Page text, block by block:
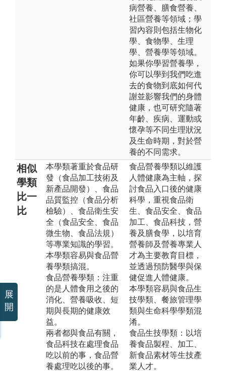
病營養、膳食營養、
社區營養等領域；學
習內容則包括生物化
學、食物學、生理
學、營養學等領域。
如果你學習營養學，
你可以學到我們吃進
去的食物到底如何代
謝並影響我們的身體
健康，也可研究隨著
年齡、疾病、運動或
懷孕等不同生理狀況
及生命時期，對於營
養的不同需求。
相似
學類
比一
比
本學類著重於食品研
發（食品加工技術及
新產品開發）、食品
品質監控（食品分析
檢驗）、食品衛生安
全（食品安全、食品
微生物、食品法規）
等專業知識的學習。
本學類容易與食品營
養學類搞混。
食品營養學類：注重
的是人體食用之後的
消化、營養吸收、短
期與長期的健康效
益。
兩者都與食品有關，
食品科技在處理食品
吃以前的事，食品營
養處理吃以後的事。
食品營養學類以維護
人體健康為主軸，探
討食品入口後的健康
科學，重視食品衛
生、食品安全、食品
加工、食品科技，營
養及膳食學，以培育
營養師及營養專業人
才為主要教育目標，
並透過預防醫學與保
健促進人體健康。
本學類容易與食品生
技學類、餐旅管理學
類與生命科學學類混
淆。
食品生技學類：以培
養食品製程、加工、
新食品素材等生技產
業人才。
展
開